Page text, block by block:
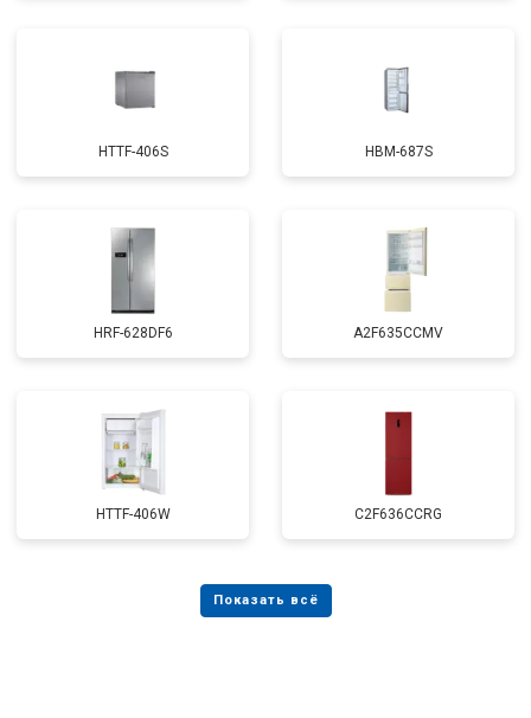
HTTF-406S HBM-687S
HRF-628DF6 A2F635CCMV
HTTF-406W C2F636CCRG